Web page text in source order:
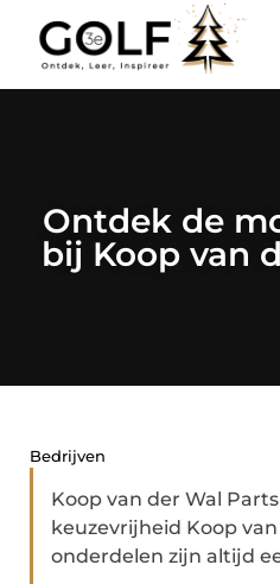
Ontdek de
bij Koop van
Bedrijven
Koop van der Wal
keuzevrijheid Koop
onderdelen zijn altijd